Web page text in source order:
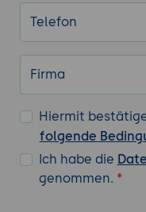
Telefon
Firma
Hiermit
folgende
Ich habe die
genommen. *